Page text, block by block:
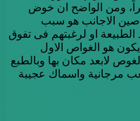
به للغوص اى اكثر من 40 متراً، ومن الواضح ان خوض
الاجانب هو سبب
او لرغبتهم فى تفوق
هو الغواص الاول
لابعد مكان بها وبالطبع
مرجانية واسماك عجيبة